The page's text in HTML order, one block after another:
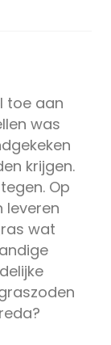
toe aan
was
krijgen.
Op
leveren
wat